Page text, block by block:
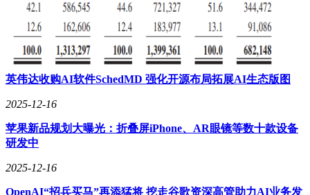
英伟达收购AI软件SchedMD 强化开源布局拓展AI生态版图
2025-12-16
苹果新品规划大曝光：折叠屏iPhone、AR眼镜等数十款设备
研发中
2025-12-16
OpenAI“招兵买马”再添猛将 挖走谷歌资深高管助力AI业务发